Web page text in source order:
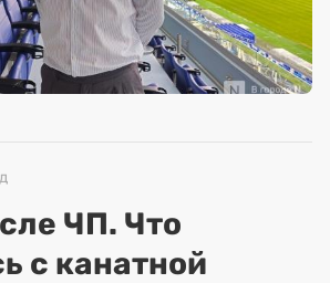
ЧП. Что
с канатной